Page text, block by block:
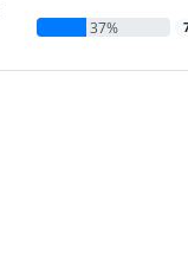
37%